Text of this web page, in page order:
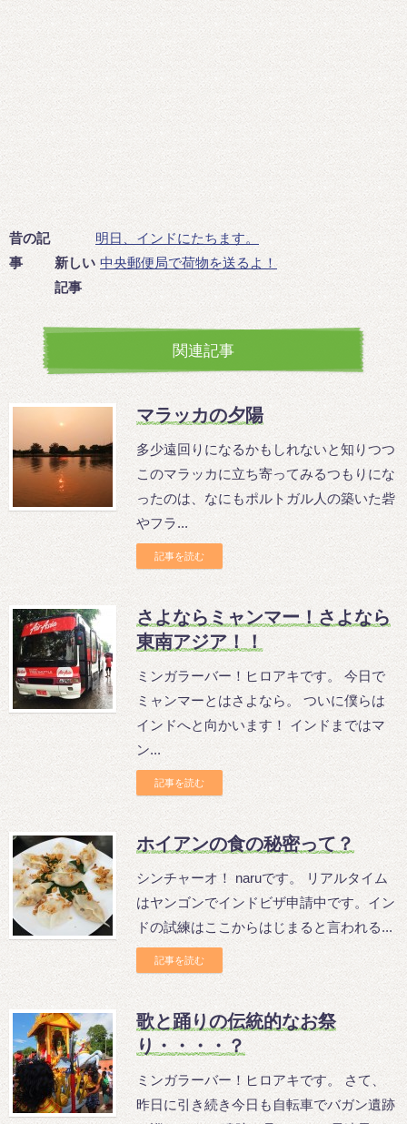
昔の記
事
明日、インドにたちます。
新しい
記事
中央郵便局で荷物を送るよ！
関連記事
マラッカの夕陽
多少遠回りになるかもしれないと知りつつ
このマラッカに立ち寄ってみるつもりにな
ったのは、なにもポルトガル人の築いた砦
やフラ...
記事を読む
さよならミャンマー！さよなら
東南アジア！！
ミンガラーバー！ヒロアキです。 今日で
ミャンマーとはさよなら。 ついに僕らは
インドへと向かいます！ インドまではマ
ン...
記事を読む
ホイアンの食の秘密って？
シンチャーオ！ naruです。 リアルタイム
はヤンゴンでインドビザ申請中です。イン
ドの試練はここからはじまると言われる...
記事を読む
歌と踊りの伝統的なお祭
り・・・・？
ミンガラーバー！ヒロアキです。 さて、
昨日に引き続き今日も自転車でバガン遺跡